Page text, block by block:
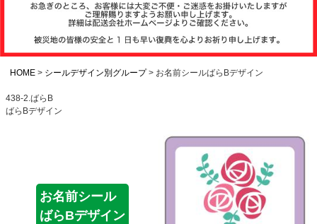
注文履歴
て
よくある質問
商品ガイド
HOME シールデザイン別グループ お名前シールばらBデザイン
438-2.ばらB
ばらBデザイン
お名前シール
ばらBデザイン